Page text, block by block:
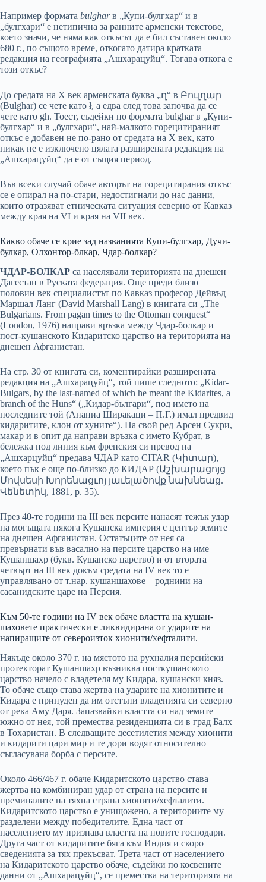
Например формата bulgharв „Купи-булгхар“ и в
„булгхари“ е нетипична за ранните арменски текстове,
което значи, че няма как откъсът да е бил съставен около
680 г., по същото време, откогато датира кратката
редакция на географията „Ашхарацуйц“. Тогава откога е
този откъс?
До средата на Х век арменската буква „ղ“ в Բուլղար
(Bulghar) се чете като ł, а едва след това започва да се
чете като gh. Тоест, съдейки по формата bulghar в „Купи-
булгхар“ и в „булгхари“, най-малкото горецитираният
откъс е добавен не по-рано от средата на Х век, като
никак не е изключено цялата разширената редакция на
„Ашхарацуйц“ да е от същия период.
Във всеки случай обаче авторът на горецитирания откъс
се е опирал на по-стари, недостигнали до нас данни,
които отразяват етническата ситуация северно от Кавказ
между края на VI и края на VII век.
Какво обаче се крие зад названията Купи-булгхар, Дучи-
булкар, Олхонтор-блкар, Чдар-болкар?
ЧДАР-БОЛКАР са населявали територията на днешен
Дагестан в Руската федерация. Още преди близо
половин век специалистът по Кавказ професор Дейвъд
Маршал Ланг (David Marshall Lang) в книгата си „The
Bulgarians. From pagan times to the Ottoman conquest“
(London, 1976) направи връзка между Чдар-болкар и
пост-кушанското Кидаритско царство на територията на
днешен Афганистан.
На стр. 30 от книгата си, коментирайки разширената
редакция на „Ашхарацуйц“, той пише следното: „Kidar-
Bulgars, by the last-named of which he meant the Kidarites, a
branch of the Huns“ („Кидар-българи“, под името на
последните той (Ананиа Ширакаци – П.Г.) имал предвид
кидаритите, клон от хуните“). На свой ред Арсен Сукри,
макар и в опит да направи връзка с името Кубрат, в
бележка под линия към френския си превод на
„Ашхарцуйц“ предава ЧДАР като CITAR (Կիտար),
което пък е още по-близко до КИДАР (Աշխարացոյց
Մովսեսի Խորենացւոյ յաւելածովք նախնեաց.
Վենետիկ, 1881, р. 35).
През 40-те години на III век персите нанасят тежък удар
на могъщата някога Кушанска империя с център земите
на днешен Афганистан. Остатъците от нея са
превърнати във васално на персите царство на име
Кушаншахр (букв. Кушанско царство) и от втората
четвърт на III век докъм средата на IV век то е
управлявано от т.нар. кушаншахове – роднини на
сасанидските царе на Персия.
Към 50-те години на IV век обаче властта на кушан-
шаховете практически е ликвидирана от ударите на
напиращите от североизток хионити/хефталити.
Някъде около 370 г. на мястото на рухналия персийски
протекторат Кушаншахр възниква посткушанското
царство начело с владетеля му Кидара, кушански княз.
То обаче също става жертва на ударите на хионитите и
Кидара е принуден да им отстъпи владенията си северно
от река Аму Даря. Запазвайки властта си над земите
южно от нея, той премества резиденцията си в град Балх
в Тохаристан. В следващите десетилетия между хионити
и кидарити цари мир и те дори водят относително
съгласувана борба с персите.
Около 466/467 г. обаче Кидаритското царство става
жертва на комбиниран удар от страна на персите и
преминалите на тяхна страна хионити/хефталити.
Кидаритското царство е унищожено, а териториите му –
разделени между победителите. Една част от
населението му признава властта на новите господари.
Друга част от кидаритите бяга към Индия и скоро
сведенията за тях прекъсват. Трета част от населението
на Кидаритското царство обаче, съдейки по косвените
данни от „Ашхарацуйц“, се премества на територията на